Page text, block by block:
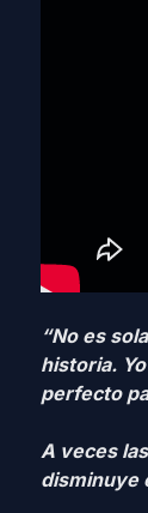
“No es
historia.
perfecto
A veces
disminuye